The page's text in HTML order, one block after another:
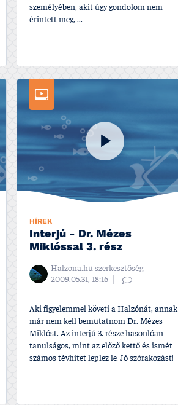
személyében, akit úgy gondolom nem
érintett meg, ...
HÍREK
Interjú - Dr. Mézes
Miklóssal 3. rész
Halzona.hu szerkesztőség
2009.05.31, 18:16
Aki figyelemmel követi a Halzónát, annak
már nem kell bemutatnom Dr. Mézes
Miklóst. Az interjú 3. része hasonlóan
tanulságos, mint az előző kettő és ismét
számos tévhitet leplez le. Jó szórakozást!